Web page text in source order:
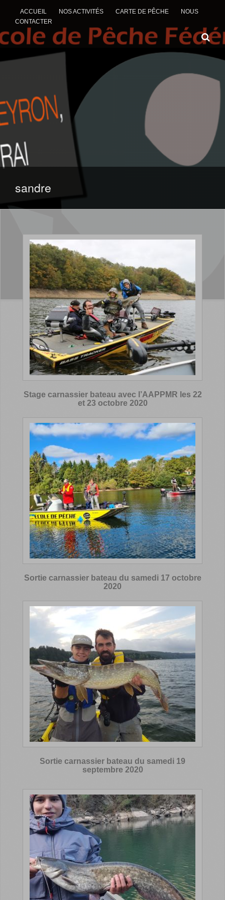
ACCUEIL NOS ACTIVITÉS CARTE DE PÊCHE
NOUS
CONTACTER
ALLER AU CONTENU
sandre
Stage carnassier bateau avec l’AAPPMR les 22
et 23 octobre 2020
Sortie carnassier bateau du samedi 17 octobre
2020
Sortie carnassier bateau du samedi 19
septembre 2020